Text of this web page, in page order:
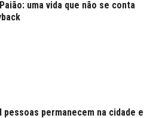
uma vida que não se conta
permanecem na cidade e